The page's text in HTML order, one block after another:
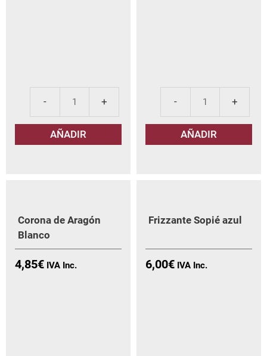
de
AÑADIR AÑADIR
Corona de Aragón
Blanco
4,85€
Frizzante Sopié azul
6,00€